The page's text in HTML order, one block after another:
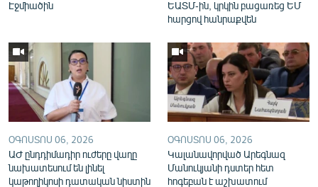
Էջմիածին
ԵԱՏՄ-ին, կրկին բացառեց ԵՄ
հարցով հանրաքվեն
ՕԳՈՍՏՈՍ 06, 2026
ԱԺ ընդդիմադիր ուժերը վաղը
նախատեսում են լինել
կաթողիկոսի դատական նիստին
ՕԳՈՍՏՈՍ 06, 2026
Կալանավորված Արեգնազ
Մանուկյանի դստեր հետ
հոգեբան է աշխատում